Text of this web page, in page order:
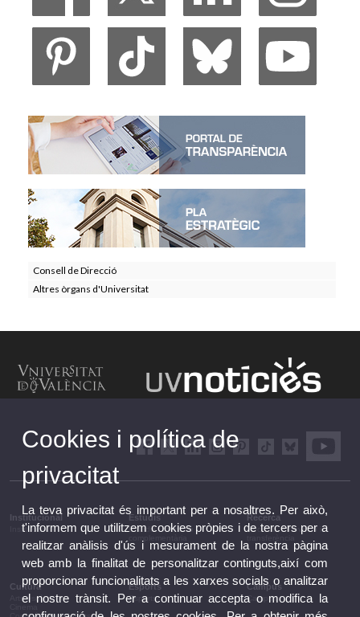
Consell de Direcció
Altres òrgans d'Universitat
Institucional
Institucional
Estudis
Estudis i formació
Recerca
Recerca, innovació i
Cultura
Arts escèniques
Esports
Esports
Campus
Campus
Cookies i política de
privacitat
La teva privacitat és important per a nosaltres. Per això,
t'informem que utilitzem cookies pròpies i de tercers per a
realitzar anàlisis d'ús i mesurament de la nostra pàgina
web amb la finalitat de personalitzar continguts,així com
proporcionar funcionalitats a les xarxes socials o analitzar
el nostre trànsit. Per a continuar accepta o modifica la